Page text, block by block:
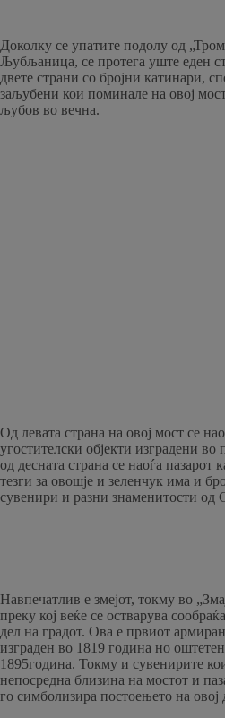
Доколку се упатите подолу од
Љубљаница, се протега уште еден
двете страни со бројни катинари,
заљубени кои поминале на овој
љубов во вечна.
Од левата страна на овој мост се
угостителски објекти изградени во
од десната страна се наоѓа пазарот
тезги за овошје и зеленчук има и
сувенири и разни знаменитости од
Навпечатлив е змејот, токму во
преку кој веќе се остварува
дел на градот. Ова е првиот
изграден во 1819 година но
1895година. Токму и сувенирите
непосредна близина на мостот и
го симболизира постоењето на овој